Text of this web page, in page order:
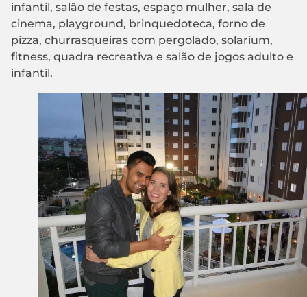
infantil, salão de festas, espaço mulher, sala de
cinema, playground, brinquedoteca, forno de
pizza, churrasqueiras com pergolado, solarium,
fitness, quadra recreativa e salão de jogos adulto e
infantil.